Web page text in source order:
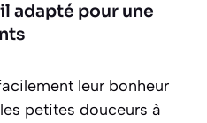
adapté pour une
leur bonheur
petites douceurs à